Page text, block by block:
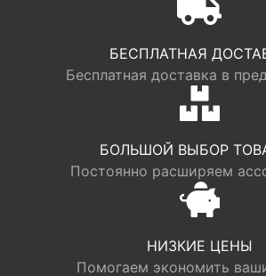
БЕСПЛАТНАЯ
Бесплатная доставка в
БОЛЬШОЙ ВЫБОР
Постоянно расширяем
НИЗКИЕ ЦЕНЫ
Помогаем экономить